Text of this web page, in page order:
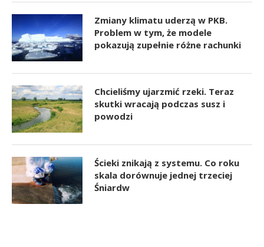
Zmiany klimatu uderzą w PKB.
Problem w tym, że modele
pokazują zupełnie różne rachunki
Chcieliśmy ujarzmić rzeki. Teraz
skutki wracają podczas susz i
powodzi
Ścieki znikają z systemu. Co roku
skala dorównuje jednej trzeciej
Śniardw